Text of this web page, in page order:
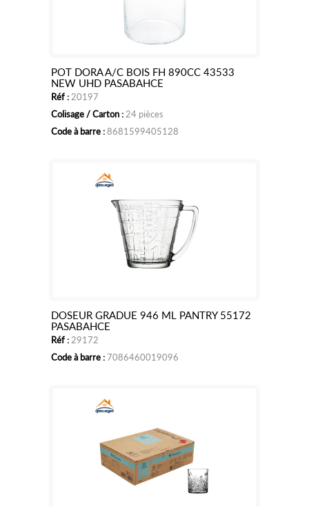
Ajouter
panier
POT DORA A/C BOIS FH 890CC 43533
NEW UHD PASABAHCE
Réf : 20197
Colisage / Carton : 24 pièces
Code à barre :8681599405128
Ajouter
panier
DOSEUR GRADUE 946 ML PANTRY 55172
PASABAHCE
Réf : 29172
Code à barre :7086460019096